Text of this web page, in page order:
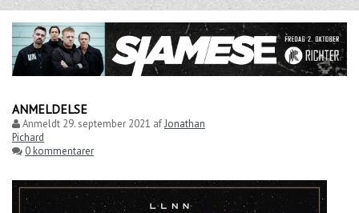
ANMELDELSE
Anmeldt 29. september 2021 afJonathan
Pichard
0 kommentarer